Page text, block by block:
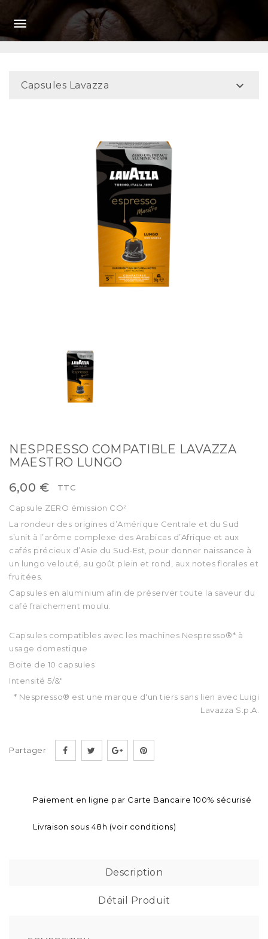

Capsules Lavazza 
NESPRESSO COMPATIBLE LAVAZZA
MAESTRO LUNGO
6,00 €
TTC
Capsule ZERO émission CO²
La rondeur des origines d’Amérique Centrale et du Sud
s’unit à l’arôme complexe des Arabicas d’Afrique et aux
cafés précieux d’Asie du Sud-Est, pour donner naissance à
un lungo velouté, au goût plein et rond, aux notes florales et
fruitées.
Capsules en aluminium afin de préserver toute la saveur du
café fraichement moulu.
Capsules compatibles avec les machines Nespresso®* à
usage domestique
Boite de 10 capsules
Intensité 5/&"
* Nespresso® est une marque d'un tiers sans lien avec Luigi
Lavazza S.p.A.
Partager
Paiement en ligne par Carte Bancaire 100% sécurisé
Livraison sous 48h (voir conditions)
Description
Détail Produit